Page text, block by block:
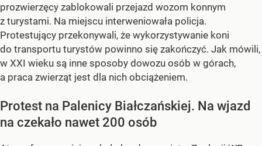
prozwierzęcy zablokowali przejazd wozom konnym
z turystami. Na miejscu interweniowała policja.
Protestujący przekonywali, że wykorzystywanie koni
do transportu turystów powinno się zakończyć. Jak mówili,
w XXI wieku są inne sposoby dowozu osób w górach,
a praca zwierząt jest dla nich obciążeniem.
Protest na Palenicy Białczańskiej. Na wjazd
na czekało nawet 200 osób